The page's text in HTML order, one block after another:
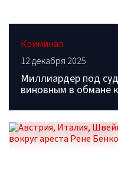
Криминал
12 декабря 2025
Миллиардер под
виновным в обмане